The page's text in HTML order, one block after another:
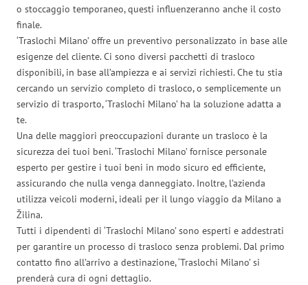
o stoccaggio temporaneo, questi influenzeranno anche il costo
finale.
‘Traslochi Milano’ offre un preventivo personalizzato in base alle
esigenze del cliente. Ci sono diversi pacchetti di trasloco
disponibili, in base all’ampiezza e ai servizi richiesti. Che tu stia
cercando un servizio completo di trasloco, o semplicemente un
servizio di trasporto, ‘Traslochi Milano’ ha la soluzione adatta a
te.
Una delle maggiori preoccupazioni durante un trasloco è la
sicurezza dei tuoi beni. ‘Traslochi Milano’ fornisce personale
esperto per gestire i tuoi beni in modo sicuro ed efficiente,
assicurando che nulla venga danneggiato. Inoltre, l’azienda
utilizza veicoli moderni, ideali per il lungo viaggio da Milano a
Žilina.
Tutti i dipendenti di ‘Traslochi Milano’ sono esperti e addestrati
per garantire un processo di trasloco senza problemi. Dal primo
contatto fino all’arrivo a destinazione, ‘Traslochi Milano’ si
prenderà cura di ogni dettaglio.